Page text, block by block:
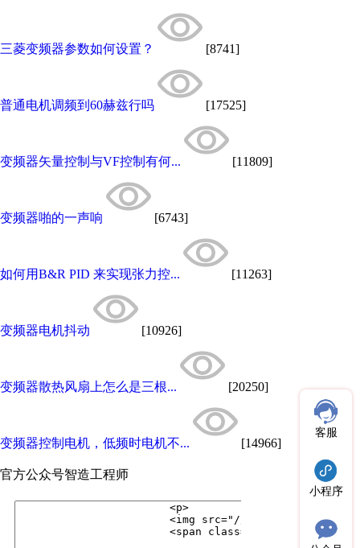
三菱变频器参数如何设置？ [8741]
普通电机调频到60赫兹行吗 [17525]
变频器矢量控制与VF控制有何... [11809]
变频器啪的一声响 [6743]
如何用B&R PID 来实现张力控... [11263]
变频器电机抖动 [10926]
变频器散热风扇上怎么是三根... [20250]
变频器控制电机，低频时电机不... [14966]
官方公众号智造工程师
客服
小程序